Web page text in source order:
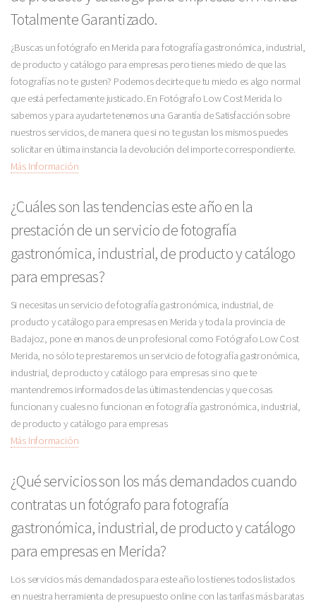
Totalmente Garantizado.
¿Buscas un fotógrafo en Merida para fotografía gastronómica, industrial,
de producto y catálogo para empresas pero tienes miedo de que las
fotografías no te gusten? Podemos decirte que tu miedo es algo normal
que está perfectamente justicado. En Fotógrafo Low Cost Merida lo
sabemos y para ayudarte tenemos una Garantía de Satisfacción sobre
nuestros servicios, de manera que si no te gustan los mismos puedes
solicitar en última instancia la devolución del importe correspondiente.
Más Información
¿Cuáles son las tendencias este año en la
prestación de un servicio de fotografía
gastronómica, industrial, de producto y catálogo
para empresas?
Si necesitas un servicio de fotografía gastronómica, industrial, de
producto y catálogo para empresas en Merida y toda la provincia de
Badajoz, pone en manos de un profesional como Fotógrafo Low Cost
Merida, no sólo te prestaremos un servicio de fotografía gastronómica,
industrial, de producto y catálogo para empresas si no que te
mantendremos informados de las últimas tendencias y que cosas
funcionan y cuales no funcionan en fotografía gastronómica, industrial,
de producto y catálogo para empresas
Más Información
¿Qué servicios son los más demandados cuando
contratas un fotógrafo para fotografía
gastronómica, industrial, de producto y catálogo
para empresas en Merida?
Los servicios más demandados para este año los tienes todos listados
en nuestra herramienta de presupuesto online con las tarifas más baratas